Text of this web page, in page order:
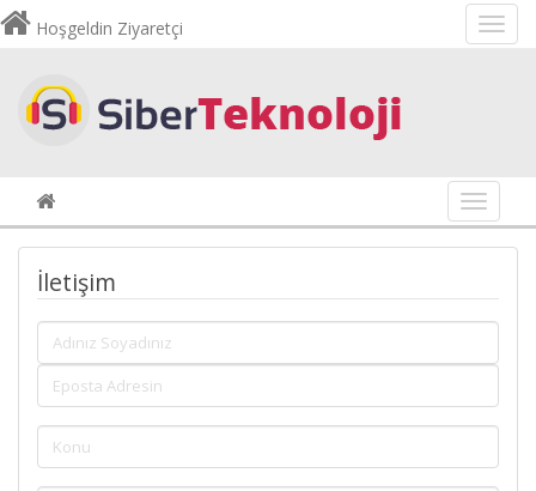
Hoşgeldin Ziyaretçi
İletişim